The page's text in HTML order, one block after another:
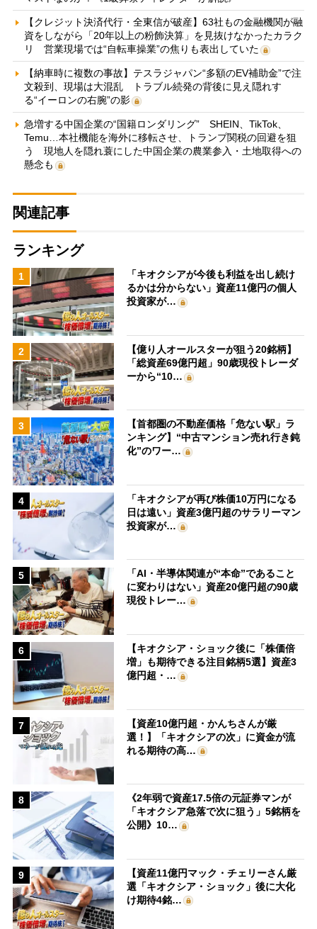
【クレジット決済代行・全東信が破産】63社もの金融機関が融
資をしながら「20年以上の粉飾決算」を見抜けなかったカラク
リ 営業現場では“自転車操業”の焦りも表出していた
【納車時に複数の事故】テスラジャパン“多額のEV補助金”で注
文殺到、現場は大混乱 トラブル続発の背後に見え隠れす
る“イーロンの右腕”の影
急増する中国企業の“国籍ロンダリング” SHEIN、TikTok、
Temu…本社機能を海外に移転させ、トランプ関税の回避を狙
う 現地人を隠れ蓑にした中国企業の農業参入・土地取得への
懸念も
関連記事
ランキング
1
「キオクシアが今後も利益を出し続け
るかは分からない」資産11億円の個人
投資家が…
2
【億り人オールスターが狙う20銘柄】
「総資産69億円超」90歳現役トレーダ
ーから“10…
3
【首都圏の不動産価格「危ない駅」ラ
ンキング】“中古マンション売れ行き鈍
化”のワー…
4
「キオクシアが再び株価10万円になる
日は遠い」資産3億円超のサラリーマン
投資家が…
5
「AI・半導体関連が“本命”であること
に変わりはない」資産20億円超の90歳
現役トレー…
6
【キオクシア・ショック後に「株価倍
増」も期待できる注目銘柄5選】資産3
億円超・…
7
【資産10億円超・かんちさんが厳
選！】「キオクシアの次」に資金が流
れる期待の高…
8
《2年弱で資産17.5倍の元証券マンが
「キオクシア急落で次に狙う」5銘柄を
公開》10…
9
【資産11億円マック・チェリーさん厳
選「キオクシア・ショック」後に大化
け期待4銘…